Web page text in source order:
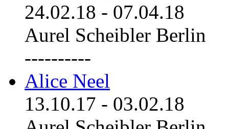
24.02.18 - 07.04.18
Aurel Scheibler Berlin
----------
Alice Neel
13.10.17 - 03.02.18